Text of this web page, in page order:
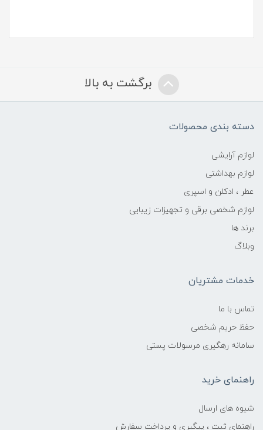
برگشت به بالا
دسته بندی محصولات
لوازم آرایشی
لوازم بهداشتی
عطر ، ادکلن و اسپری
لوازم شخصی برقی و تجهیزات زیبایی
برند ها
وبلاگ
خدمات مشتریان
تماس با ما
حفظ حریم شخصی
سامانه رهگیری مرسولات پستی
راهنمای خرید
شیوه های ارسال
راهنمای ثبت ، پیگیری و پرداخت سفارش